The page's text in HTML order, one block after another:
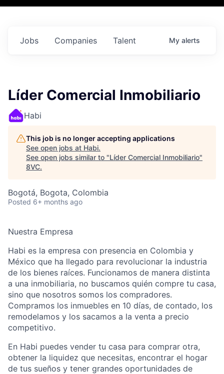
Jobs Companies Talent My alerts
Líder Comercial Inmobiliario
Habi
This job is no longer accepting applications
See open jobs at Habi.
See open jobs similar to "Líder Comercial Inmobiliario"
8VC.
Bogotá, Bogota, Colombia
Posted 6+ months ago
Nuestra Empresa
Habi es la empresa con presencia en Colombia y
México que ha llegado para revolucionar la industria
de los bienes raíces. Funcionamos de manera distinta
a una inmobiliaria, no buscamos quién compre tu casa,
sino que nosotros somos los compradores.
Compramos los inmuebles en 10 días, de contado, los
remodelamos y los sacamos a la venta a precio
competitivo.
En Habi puedes vender tu casa para comprar otra,
obtener la liquidez que necesitas, encontrar el hogar
de tus sueños y tener grandes oportunidades de